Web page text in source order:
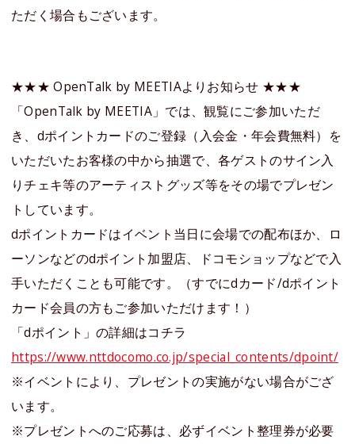
ただく場合もございます。
★★★ OpenTalk by MEETIAよりお知らせ ★★★
「OpenTalk by MEETIA」では、観覧にご参加いただ
き、dポイントカードのご登録（入会金・年会費無料）を
いただいたお客様の中から抽選で、各ゲストのサイン入
りチェキ等のアーティストグッズ等をその場でプレゼン
トしています。
dポイントカードはイベント当日に会場での配布ほか、ロ
ーソンなどのdポイント加盟店、ドコモショップなどで入
手いただくことも可能です。（すでにdカード/dポイント
カード会員の方もご参加いただけます！）
「dポイント」の詳細はコチラ
https://www.nttdocomo.co.jp/special_contents/dpoint/
※イベントにより、プレゼントの実施がない場合がござ
います。
※プレゼントへのご応募は、必ずイベント整理券が必要